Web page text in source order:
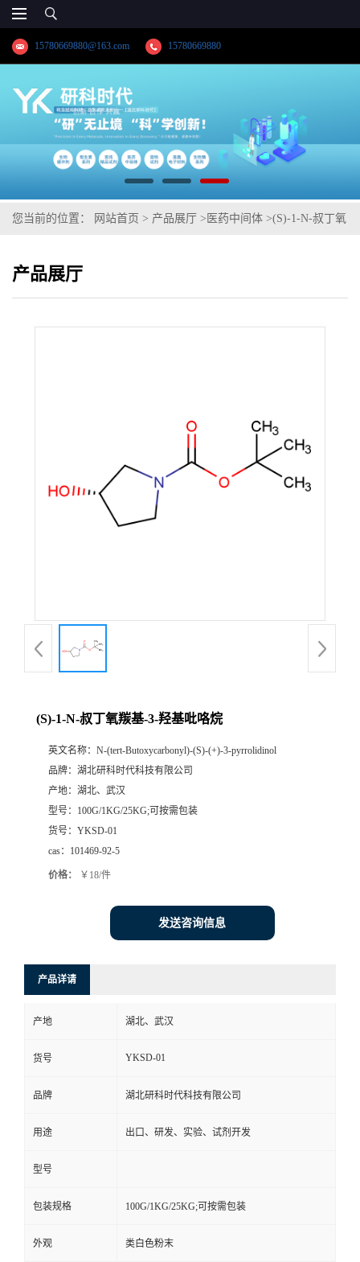
15780669880@163.com 15780669880
您当前的位置： 网站首页 > 产品展厅 > 医药中间体 >(S)-1-N-叔丁氧
产品展厅
(S)-1-N-叔丁氧羰基-3-羟基吡咯烷
英文名称： N-(tert-Butoxycarbonyl)-(S)-(+)-3-pyrrolidinol
品牌： 湖北研科时代科技有限公司
产地： 湖北、武汉
型号： 100G/1KG/25KG;可按需包装
货号： YKSD-01
cas： 101469-92-5
价格： ￥18/件
发送咨询信息
产品详请
产地 湖北、武汉
货号 YKSD-01
品牌 湖北研科时代科技有限公司
用途 出口、研发、实验、试剂开发
型号
包装规格 100G/1KG/25KG;可按需包装
外观 类白色粉末